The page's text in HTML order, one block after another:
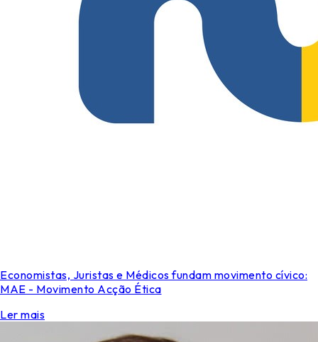
Economistas, Juristas e Médicos fundam movimento cívico:
MAE - Movimento Acção Ética
Ler mais